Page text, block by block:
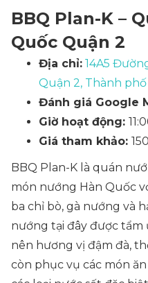
BBQ Plan-K –
Quốc Quận 2
Địa chỉ: 14A5
Quận 2, Thành
Đánh giá Google
Giờ hoạt động:
Giá tham khảo:
BBQ Plan-K là quán
món nướng Hàn Quốc
ba chỉ bò, gà nướng và
nướng tại đây được tẩm
nên hương vị đậm đà,
còn phục vụ các món